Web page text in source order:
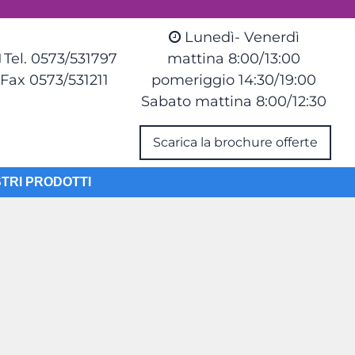
Tel. 0573/531797
Fax 0573/531211
Lunedì- Venerdì
mattina 8:00/13:00
pomeriggio 14:30/19:00
Sabato mattina 8:00/12:30
Scarica la brochure offerte
PRODOTTI